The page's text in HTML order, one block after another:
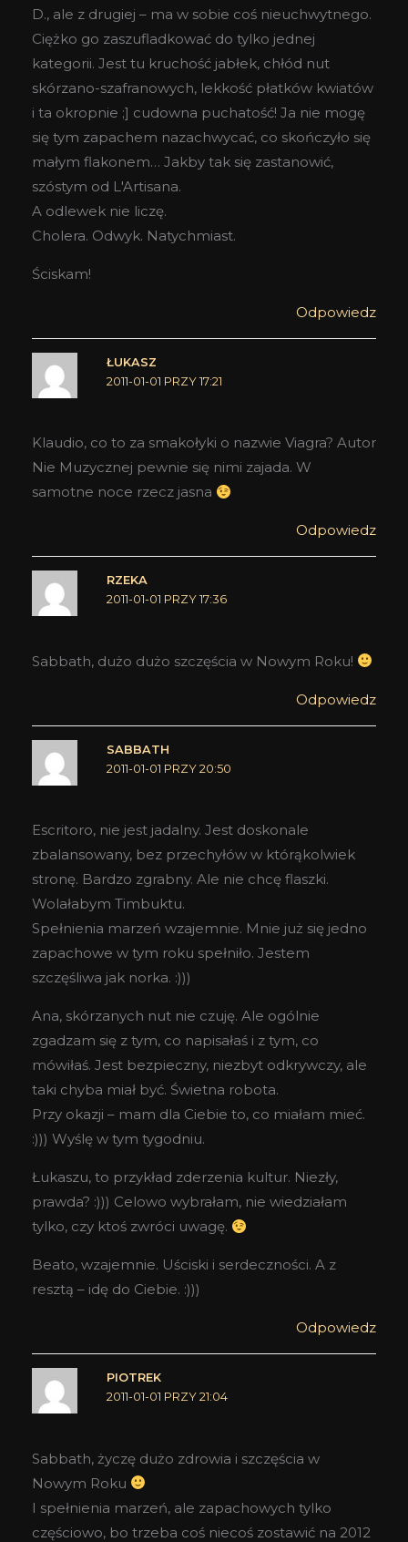
D., ale z drugiej – ma w sobie coś nieuchwytnego.
Ciężko go zaszufladkować do tylko jednej
kategorii. Jest tu kruchość jabłek, chłód nut
skórzano-szafranowych, lekkość płatków kwiatów
i ta okropnie ;] cudowna puchatość! Ja nie mogę
się tym zapachem nazachwycać, co skończyło się
małym flakonem… Jakby tak się zastanowić,
szóstym od L'Artisana.
A odlewek nie liczę.
Cholera. Odwyk. Natychmiast.
Ściskam!
Odpowiedz
ŁUKASZ
2011-01-01 PRZY 17:21
Klaudio, co to za smakołyki o nazwie Viagra? Autor
Nie Muzycznej pewnie się nimi zajada. W
samotne noce rzecz jasna
Odpowiedz
RZEKA
2011-01-01 PRZY 17:36
Sabbath, dużo dużo szczęścia w Nowym Roku!
Odpowiedz
SABBATH
2011-01-01 PRZY 20:50
Escritoro, nie jest jadalny. Jest doskonale
zbalansowany, bez przechyłów w którąkolwiek
stronę. Bardzo zgrabny. Ale nie chcę flaszki.
Wolałabym Timbuktu.
Spełnienia marzeń wzajemnie. Mnie już się jedno
zapachowe w tym roku spełniło. Jestem
szczęśliwa jak norka. :)))
Ana, skórzanych nut nie czuję. Ale ogólnie
zgadzam się z tym, co napisałaś i z tym, co
mówiłaś. Jest bezpieczny, niezbyt odkrywczy, ale
taki chyba miał być. Świetna robota.
Przy okazji – mam dla Ciebie to, co miałam mieć.
:))) Wyślę w tym tygodniu.
Łukaszu, to przykład zderzenia kultur. Niezły,
prawda? :))) Celowo wybrałam, nie wiedziałam
tylko, czy ktoś zwróci uwagę.
Beato, wzajemnie. Uściski i serdeczności. A z
resztą – idę do Ciebie. :)))
Odpowiedz
PIOTREK
2011-01-01 PRZY 21:04
Sabbath, życzę dużo zdrowia i szczęścia w
Nowym Roku
I spełnienia marzeń, ale zapachowych tylko
częściowo, bo trzeba coś niecoś zostawić na 2012